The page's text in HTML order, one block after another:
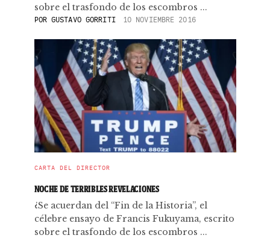
sobre el trasfondo de los escombros ...
POR GUSTAVO GORRITI 10 NOVIEMBRE 2016
CARTA DEL DIRECTOR
NOCHE DE TERRIBLES REVELACIONES
¿Se acuerdan del “Fin de la Historia”, el
célebre ensayo de Francis Fukuyama, escrito
sobre el trasfondo de los escombros ...